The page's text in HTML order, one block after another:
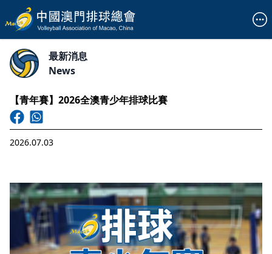
最新消息
News
【青年賽】2026全澳青少年排球比賽
2026.07.03